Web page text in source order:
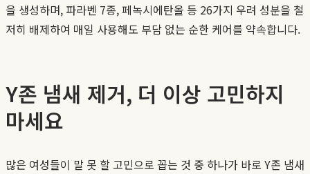
을 생성하며, 파라벤 7종, 페녹시에탄올 등 26가지 우려 성분을 철
저히 배제하여 매일 사용해도 부담 없는 순한 케어를 약속합니다.
Y존 냄새 제거, 더 이상 고민하지
마세요
많은 여성들이 말 못 할 고민으로 꼽는 것 중 하나가 바로 Y존 냄새